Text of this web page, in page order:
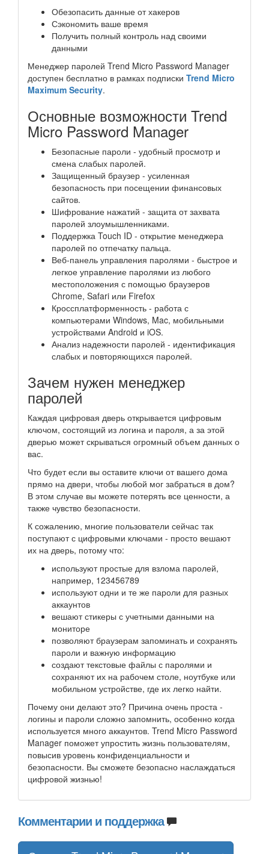
Обезопасить данные от хакеров
Сэкономить ваше время
Получить полный контроль над своими
данными
Менеджер паролей Trend Micro Password Manager
доступен бесплатно в рамках подписки Trend Micro
Maximum Security.
Основные возможности Trend
Micro Password Manager
Безопасные пароли - удобный просмотр и
смена слабых паролей.
Защищенный браузер - усиленная
безопасность при посещении финансовых
сайтов.
Шифрование нажатий - защита от захвата
паролей злоумышленниками.
Поддержка Touch ID - открытие менеджера
паролей по отпечатку пальца.
Веб-панель управления паролями - быстрое и
легкое управление паролями из любого
местоположения с помощью браузеров
Chrome, Safari или Firefox
Кроссплатформенность - работа с
компьютерами Windows, Mac, мобильными
устройствами Android и iOS.
Анализ надежности паролей - идентификация
слабых и повторяющихся паролей.
Зачем нужен менеджер
паролей
Каждая цифровая дверь открывается цифровым
ключом, состоящий из логина и пароля, а за этой
дверью может скрываться огромный объем данных о
вас.
Что будет если вы оставите ключи от вашего дома
прямо на двери, чтобы любой мог забраться в дом?
В этом случае вы можете потерять все ценности, а
также чувство безопасности.
К сожалению, многие пользователи сейчас так
поступают с цифровыми ключами - просто вешают
их на дверь, потому что:
используют простые для взлома паролей,
например, 123456789
используют одни и те же пароли для разных
аккаунтов
вешают стикеры с учетными данными на
мониторе
позволяют браузерам запоминать и сохранять
пароли и важную информацию
создают текстовые файлы с паролями и
сохраняют их на рабочем столе, ноутбуке или
мобильном устройстве, где их легко найти.
Почему они делают это? Причина очень проста -
логины и пароли сложно запомнить, особенно когда
используется много аккаунтов. Trend Micro Password
Manager поможет упростить жизнь пользователям,
повысив уровень конфиденциальности и
безопасности. Вы сможете безопасно наслаждаться
цифровой жизнью!
Комментарии и поддержка